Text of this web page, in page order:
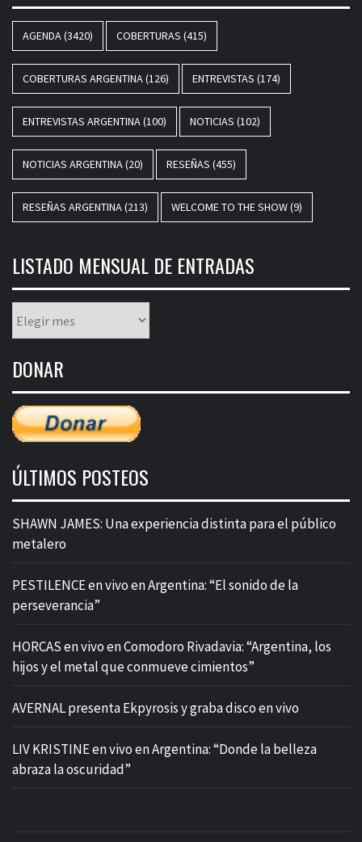
AGENDA(3420) COBERTURAS (415)
COBERTURAS ARGENTINA(126) ENTREVISTAS (174)
ENTREVISTAS ARGENTINA(100) NOTICIAS (102)
NOTICIAS ARGENTINA(20) RESEÑAS (455)
RESEÑAS ARGENTINA(213) WELCOME TO THE SHOW(9)
LISTADO MENSUAL DE ENTRADAS
mensual
entradas
DONAR
ÚLTIMOS POSTEOS
SHAWN JAMES: Una experiencia distinta para el público
metalero
PESTILENCE en vivo en Argentina: “El sonido de la
perseverancia”
HORCAS en vivo en Comodoro Rivadavia: “Argentina, los
hijos y el metal que conmueve cimientos”
AVERNAL presenta Ekpyrosis y graba disco en vivo
LIV KRISTINE en vivo en Argentina: “Donde la belleza
abraza la oscuridad”